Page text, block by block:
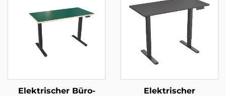
quadratischen Säulen
– V-MOUNTS JSD2-01-D
quadratischen Säulen
und Speicherfunktion
– V-MOUNTS JSD2-01-
Elektrischer Büro-
Elektrischer